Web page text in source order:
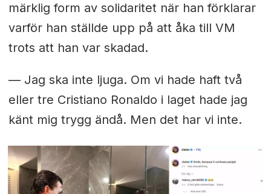
märklig form av solidaritet när han förklarar
varför han ställde upp på att åka till VM
trots att han var skadad.
— Jag ska inte ljuga. Om vi hade haft två
eller tre Cristiano Ronaldo i laget hade jag
känt mig trygg ändå. Men det har vi inte.